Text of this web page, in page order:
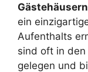
Gästehäusern
ein
Aufenthalts
sind oft in den
gelegen und